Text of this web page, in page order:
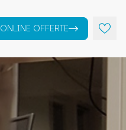
ONLINE OFFERTE